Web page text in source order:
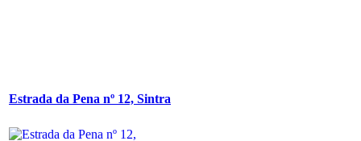
Estrada da Pena nº 12, Sintra